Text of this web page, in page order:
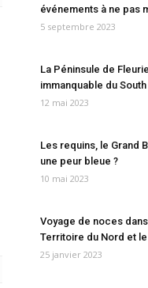
événements à ne pas
5 septembre 2023
La Péninsule de
immanquable du
12 mai 2023
Les requins, le Grand
une peur bleue ?
10 mai 2023
Voyage de noces
Territoire du Nord et
25 janvier 2023